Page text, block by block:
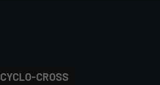
CYCLO-CROSS